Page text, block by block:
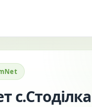
с.Стоділка